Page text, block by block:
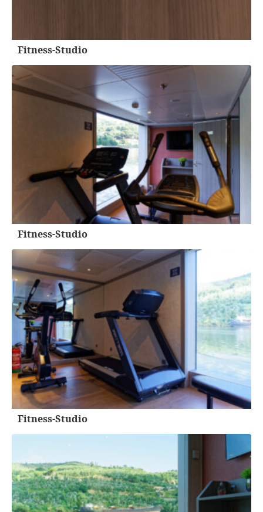
Fitness-Studio
Fitness-Studio
Fitness-Studio